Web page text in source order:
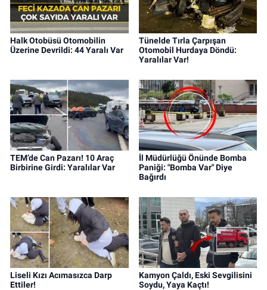
Halk Otobüsü Otomobilin
Üzerine Devrildi: 44 Yaralı Var
Tünelde Tırla Çarpışan
Otomobil Hurdaya Döndü:
Yaralılar Var!
TEM’de Can Pazarı! 10 Araç
Birbirine Girdi: Yaralılar Var
İl Müdürlüğü Önünde Bomba
Paniği: "Bomba Var" Diye
Bağırdı
Liseli Kızı Acımasızca Darp
Ettiler!
Kamyon Çaldı, Eski Sevgilisini
Soydu, Yaya Kaçtı!